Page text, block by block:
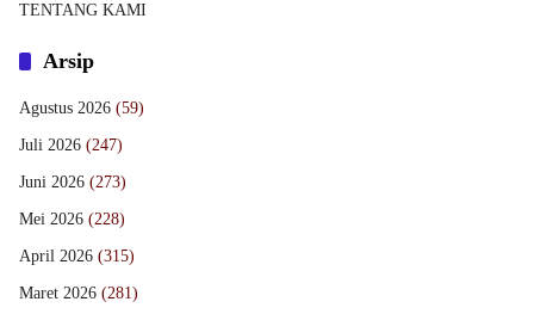
TENTANG KAMI
Arsip
Agustus 2026 (59)
Juli 2026 (247)
Juni 2026 (273)
Mei 2026 (228)
April 2026 (315)
Maret 2026 (281)